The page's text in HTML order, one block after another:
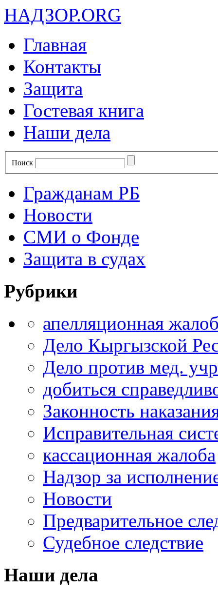
НАДЗОР.ORG
Главная
Контакты
Защита
Гостевая книга
Наши дела
Поиск
Гражданам РБ
Новости
СМИ о Фонде
Защита в судах
Рубрики
апелляционная
Дело Кыргызской
Дело против мед.
добиться
Законность
Исправительная
кассационная жалоба
Надзор за
Новости
Предварительное
Судебное следствие
Наши дела